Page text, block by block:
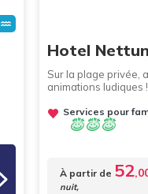
Hotel
Sur la plage privée,
animations ludiques !
Services pour
À partir de 52
nuit,